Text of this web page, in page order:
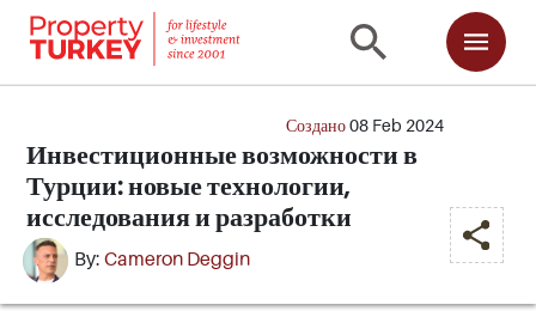
Инвестиционные возможности в
Турции: новые технологии,
исследования и разработки
By:Cameron Deggin
Создано08 Feb 2024